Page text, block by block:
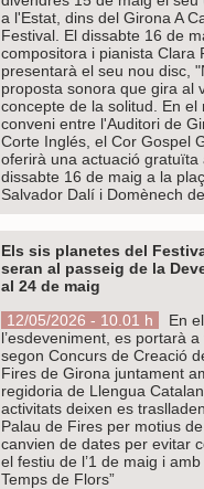
a l'Estat, dins del Girona A
Festival. El dissabte 16 de
compositora i pianista Clara
presentarà el seu nou disc,
proposta sonora que gira al
concepte de la solitud. En el
conveni entre l'Auditori de
Corte Inglés, el Cor Gospel
oferirà una actuació gratuïta
dissabte 16 de maig a la
Salvador Dalí i Domènech
Els sis planetes del
seran al passeig de la
al 24 de maig
12/05/2026 - 10.01 h
En
l’esdeveniment, es portarà
segon Concurs de Creació
Fires de Girona juntament
regidoria de Llengua
activitats deixen es
Palau de Fires per motius
canvien de dates per evitar
el festiu de l’1 de maig i amb
Temps de Flors”